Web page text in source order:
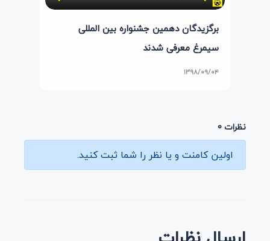
برگزیدگان دهمین جشنواره بین المللی
سیمرغ معرفی شدند
۱۳۹۸/۰۹/۰۴
نظرات 0
اولین کامنت و یا نظر را شما ثبت کنید.